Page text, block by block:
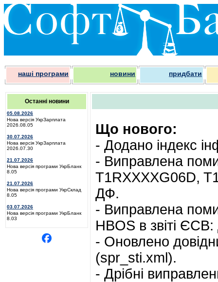
наші програми новини придбати
Останні новини
05.08.2026
Нова версія УкрЗарплата
2026.08.05
30.07.2026
Нова версія УкрЗарплата
2026.07.30
21.07.2026
Нова версія програми УкрБланк
8.05
21.07.2026
Нова версія програми УкрСклад
8.05
03.07.2026
Нова версія програми УкрБланк
8.03
Що нового:
- Додано індекс
- Виправлена
T1RXXXXG06D,
ДФ.
- Виправлена
HBOS в звіті
- Оновлено
(spr_sti.xml).
- Дрібні